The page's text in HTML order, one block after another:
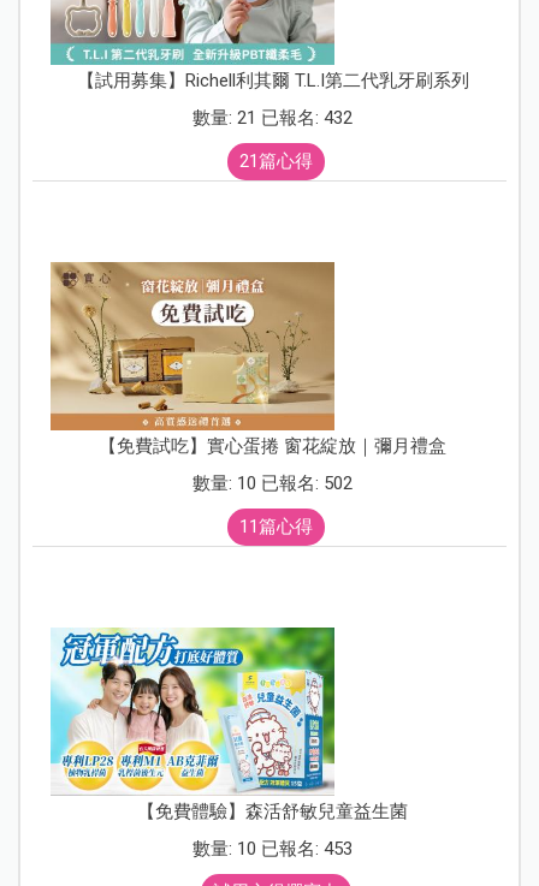
【試用募集】Richell利其爾 T.L.I第二代乳牙刷系列
數量: 21 已報名: 432
21篇心得
【免費試吃】實心蛋捲 窗花綻放｜彌月禮盒
數量: 10 已報名: 502
11篇心得
【免費體驗】森活舒敏兒童益生菌
數量: 10 已報名: 453